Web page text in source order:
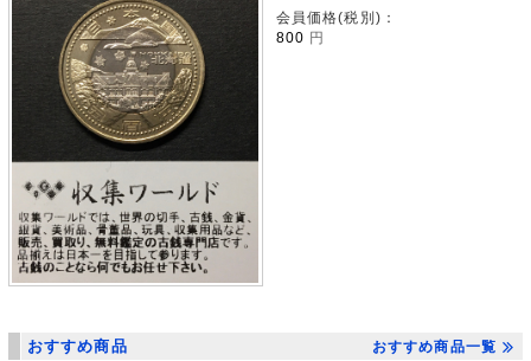
会員価格(税別)：
800 円
おすすめ商品 おすすめ商品一覧